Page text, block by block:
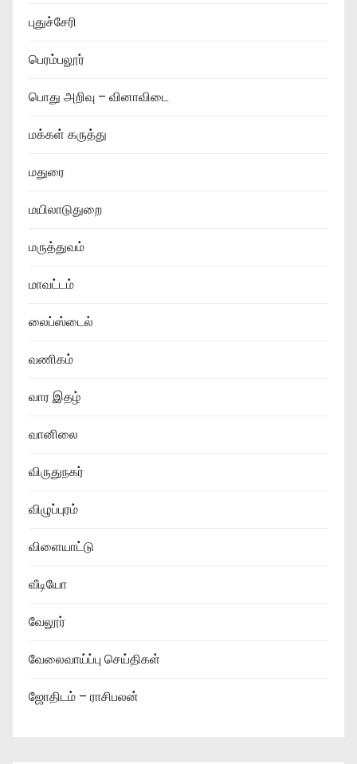
புதுச்சேரி
பெரம்பலூர்
பொது அறிவு – வினாவிடை
மக்கள் கருத்து
மதுரை
மயிலாடுதுறை
மருத்துவம்
மாவட்டம்
லைப்ஸ்டைல்
வணிகம்
வார இதழ்
வானிலை
விருதுநகர்
விழுப்புரம்
விளையாட்டு
வீடியோ
வேலூர்
வேலைவாய்ப்பு செய்திகள்
ஜோதிடம் – ராசிபலன்